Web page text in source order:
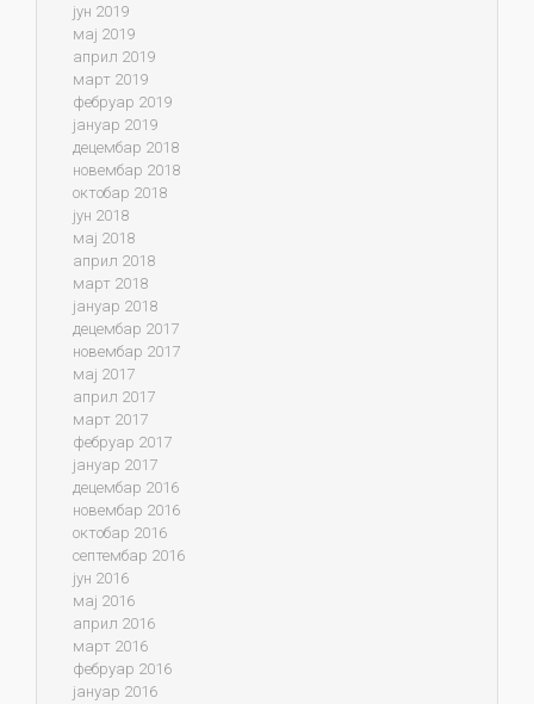
јун 2019
мај 2019
април 2019
март 2019
фебруар 2019
јануар 2019
децембар 2018
новембар 2018
октобар 2018
јун 2018
мај 2018
април 2018
март 2018
јануар 2018
децембар 2017
новембар 2017
мај 2017
април 2017
март 2017
фебруар 2017
јануар 2017
децембар 2016
новембар 2016
октобар 2016
септембар 2016
јун 2016
мај 2016
април 2016
март 2016
фебруар 2016
јануар 2016